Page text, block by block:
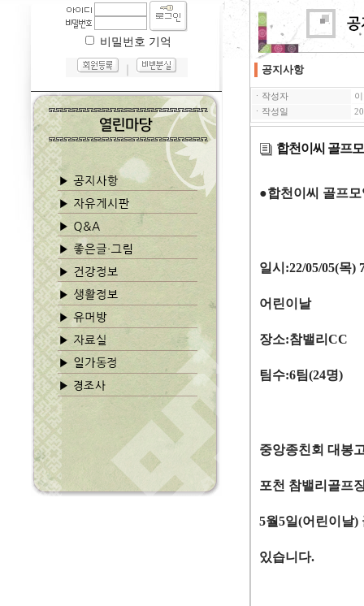
비밀번호 기억
공지사항
ㆍ작성자
ㆍ작성일
합천이씨 골프
●합천이씨 골프모
일시 :22/05/05(목)
어린이날
장소:참밸리 CC
팀수:6팀(24명)
중앙종친회 대봉
포천 참밸리골프
5월5일(어린이날)
있습니다.